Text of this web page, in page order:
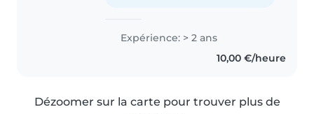
Expérience: > 2 ans
10,00 €/heure
Dézoomer sur la carte pour trouver plus de